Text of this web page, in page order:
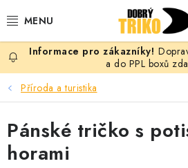
na
PRO ŽENY
PRO MUŽE
PRO DĚTI
a do PPL boxů
Příroda a turistika
Pánské tričko s
horami